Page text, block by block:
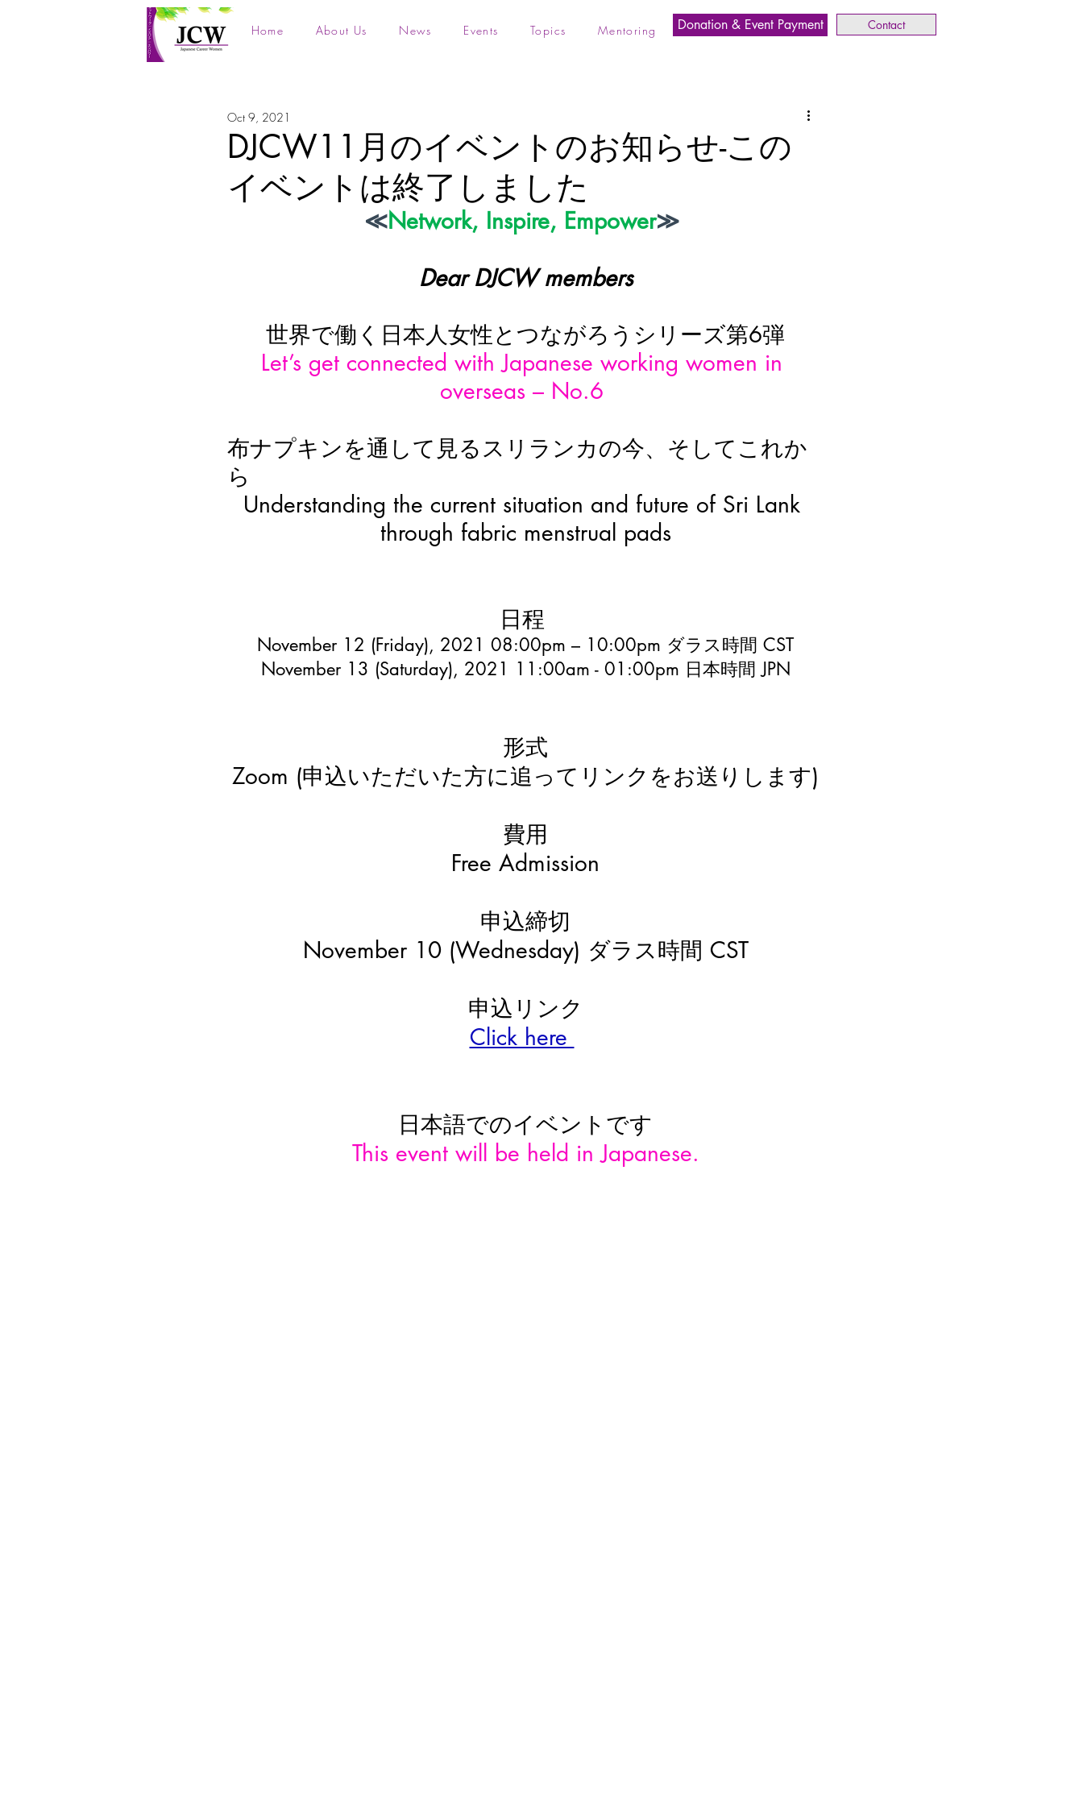
Home About Us News Events Topics Mentoring Donation & Event Payment Contact
DJCW11月のイベントのお知らせ-この
イベントは終了しました
Oct 9, 2021
≪Network, Inspire, Empower≫
Dear DJCW members
世界で働く日本人女性とつながろうシリーズ第6弾
Let’s get connected with Japanese working women in
overseas – No.6
布ナプキンを通して見るスリランカの今、そしてこれか
ら
Understanding the current situation and future of Sri Lank
through fabric menstrual pads
日程
November 12 (Friday), 2021 08:00pm – 10:00pm ダラス時間 CST
November 13 (Saturday), 2021 11:00am - 01:00pm 日本時間 JPN
形式
Zoom (申込いただいた方に追ってリンクをお送りします)
費用
Free Admission
申込締切
November 10 (Wednesday) ダラス時間 CST
申込リンク
Click here
日本語でのイベントです
This event will be held in Japanese.